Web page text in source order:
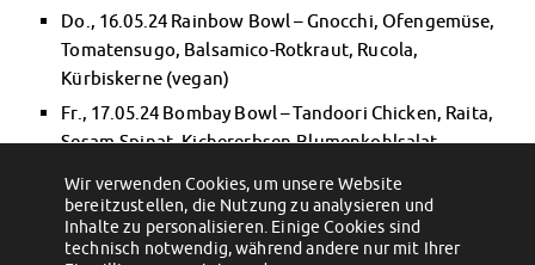
Wohnheimantrag & -service
MIT einander – FÜR einander
Wohnheimtutoren
Schadensmeldung
Wohnen-FAQ
AnsprechpartnerInnen
Soziales & Beratung
Sozialberatung
Do., 16.05.24 Rainbow Bowl – Gnocchi, Ofengemüse,
Tomatensugo, Balsamico-Rotkraut, Rucola,
Kürbiskerne (vegan)
Fr., 17.05.24 Bombay Bowl – Tandoori Chicken, Raita,
Sesam-Spinat, Kichererbsen-Blumenkohlsalat,
Technische Probleme bei Mensa-
Speiseplänen
Stipendien-Talk für Studierende am 29.
Wir verwenden Cookies, um unsere Website
bereitzustellen, die Nutzung zu analysieren und
Inhalte zu personalisieren. Einige Cookies sind
technisch notwendig, während andere nur mit Ihrer